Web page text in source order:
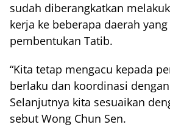
sudah diberangkatkan
kerja ke beberapa daerah
pembentukan Tatib.
“Kita tetap mengacu kepada
berlaku dan koordinasi
Selanjutnya kita sesuaikan
sebut Wong Chun Sen.